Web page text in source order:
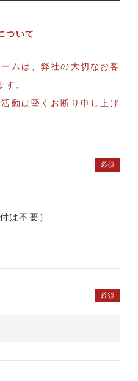
ついて
ムは、弊社の大切なお客
す。
動は堅くお断り申し上げ
必須
は不要）
必須